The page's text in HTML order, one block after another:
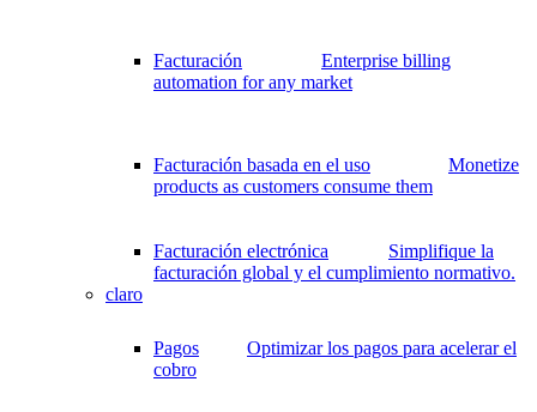
Facturación
Enterprise billing
automation for any market
Facturación basada en el uso
Monetize
products as customers consume them
Facturación electrónica
Simplifique la
facturación global y el cumplimiento normativo.
claro
Pagos
Optimizar los pagos para acelerar el
cobro